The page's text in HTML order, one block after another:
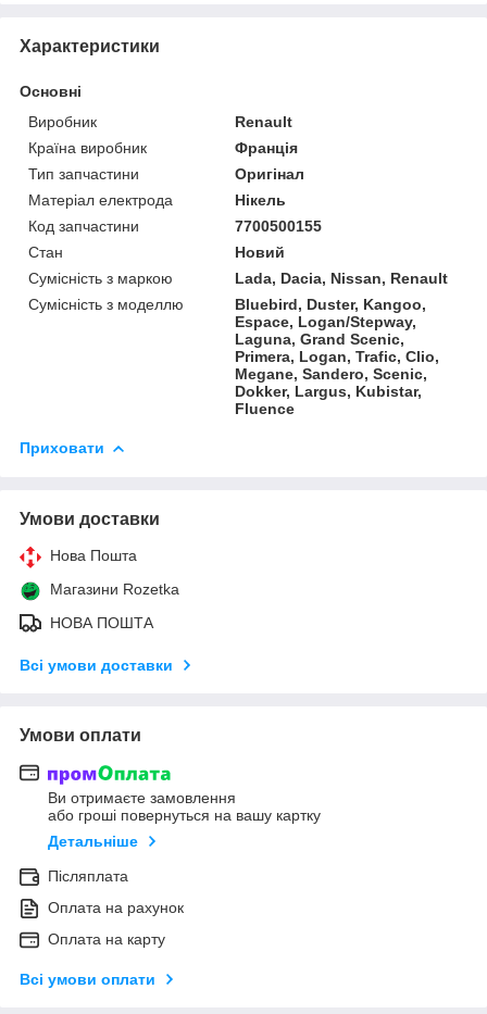
Характеристики
Основні
Виробник
Renault
Країна виробник
Франція
Тип запчастини
Оригінал
Матеріал електрода
Нікель
Код запчастини
7700500155
Стан
Новий
Сумісність з маркою
Lada, Dacia, Nissan, Renault
Сумісність з моделлю
Bluebird, Duster, Kangoo,
Espace, Logan/Stepway,
Laguna, Grand Scenic,
Primera, Logan, Trafic, Clio,
Megane, Sandero, Scenic,
Dokker, Largus, Kubistar,
Fluence
Приховати
Умови доставки
Нова Пошта
Магазини Rozetka
НОВА ПОШТА
Всі умови доставки
Умови оплати
Ви отримаєте замовлення
або гроші повернуться на вашу картку
Детальніше
Післяплата
Оплата на рахунок
Оплата на карту
Всі умови оплати